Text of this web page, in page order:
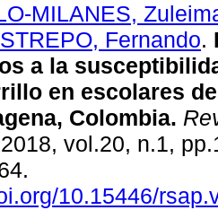
MILANES,
Fernando.
a la
en escolares
Colombia.
vol.20, n.1,
10.15446/